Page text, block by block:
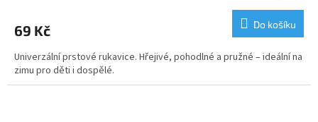
69 Kč Do košíku
Univerzální prstové rukavice. Hřejivé, pohodlné a pružné – ideální na
zimu pro děti i dospělé.